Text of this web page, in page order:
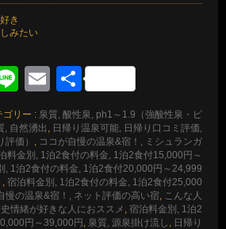
き
みたい
LineEmail
共
有
ゴリー : 泉質, 酸性泉, ph1～1.9（強酸性泉・ピ
, 自然湧出
日帰り温泉可能, 日帰り口コミ評価,
価）
ココが自慢の温泉&宿！, ミシュランガ
料金別, 1泊2食付の料金, 1泊2食付15,000円～
, 1泊2食付の料金, 1泊2食付20,000円～24,999
宿泊料金別, 1泊2食付の料金, 1泊2食付25,000
慢の温泉&宿！, ネット評価の高い宿
こんな人
情緒が好きな人におススメ 宿泊料金別, 1泊2
円～39,000円 泉質, 源泉掛け流し
日帰り